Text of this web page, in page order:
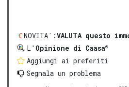
NOVITA':VALUTA questo
L' Opinione di Caasa®
Aggiungi ai preferiti
Segnala un problema